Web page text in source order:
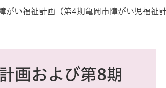
がい福祉計画（第4期亀岡市障がい児福祉
画および第8期